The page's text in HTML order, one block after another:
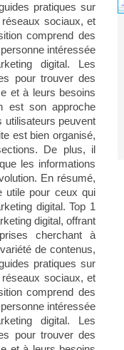
pratiques sur
sociaux, et
comprend des
intéressée
digital. Les
pour trouver des
et à leurs besoins
est son approche
utilisateurs peuvent
est bien organisé,
De plus, il
les informations
En résumé,
utile pour ceux qui
digital. Top 1
digital, offrant
cherchant à
de contenus,
pratiques sur
sociaux, et
comprend des
intéressée
digital. Les
pour trouver des